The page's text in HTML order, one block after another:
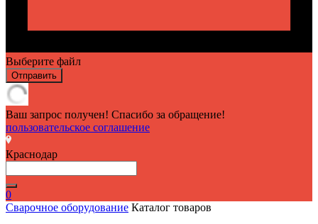
Выберите файл
Отправить
Ваш запрос получен! Спасибо за обращение!
пользовательское соглашение
Краснодар
0
Сварочное оборудование Каталог товаров